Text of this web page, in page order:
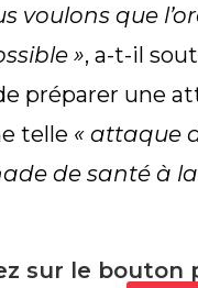
voulons que
», a-t-il
préparer une
telle « attaque
de santé à
sur le